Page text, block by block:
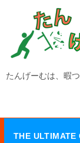
たんげーむは、暇
THE ULTIMATE